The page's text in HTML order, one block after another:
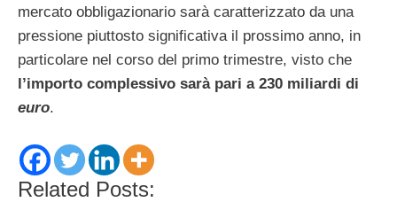
mercato obbligazionario sarà caratterizzato da una
pressione piuttosto significativa il prossimo anno, in
particolare nel corso del primo trimestre, visto che
l’importo complessivo sarà pari a 230 miliardi di
euro.
Related Posts: